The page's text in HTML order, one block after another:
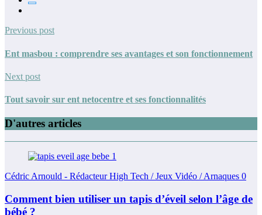
Previous post
Ent masbou : comprendre ses avantages et son fonctionnement
Next post
Tout savoir sur ent netocentre et ses fonctionnalités
D'autres articles
Cédric Arnould - Rédacteur High Tech / Jeux Vidéo / Arnaques 0
Comment bien utiliser un tapis d’éveil selon l’âge de
bébé ?